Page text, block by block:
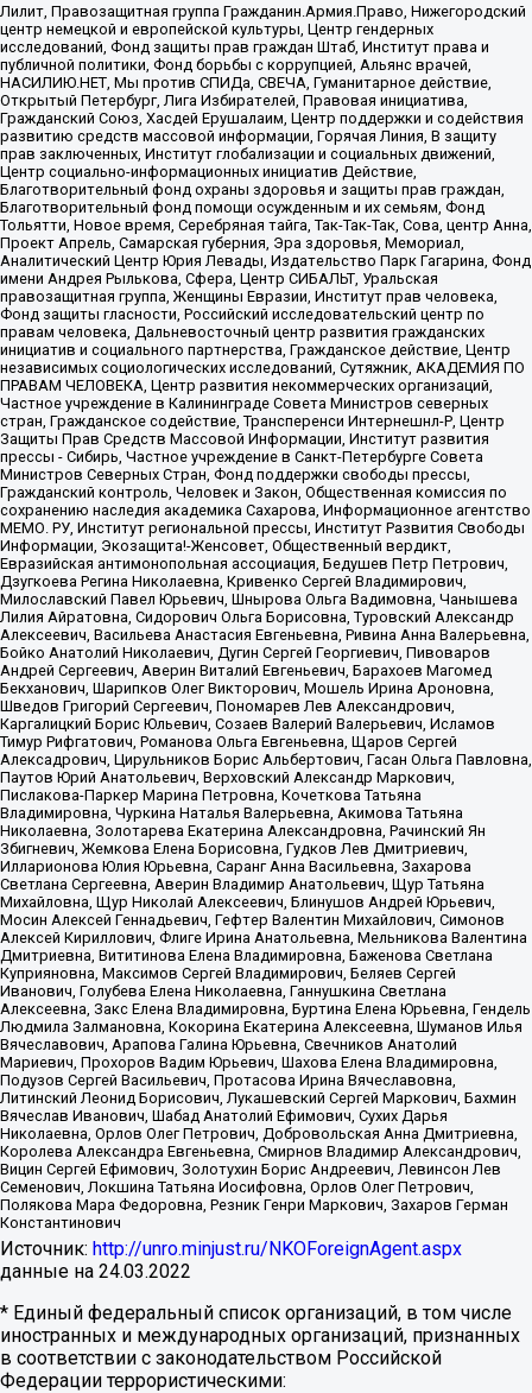
Лилит, Правозащитная группа Гражданин.Армия.Право, Нижегородский
центр немецкой и европейской культуры, Центр гендерных
исследований, Фонд защиты прав граждан Штаб, Институт права и
публичной политики, Фонд борьбы с коррупцией, Альянс врачей,
НАСИЛИЮ.НЕТ, Мы против СПИДа, СВЕЧА, Гуманитарное действие,
Открытый Петербург, Лига Избирателей, Правовая инициатива,
Гражданский Союз, Хасдей Ерушалаим, Центр поддержки и содействия
развитию средств массовой информации, Горячая Линия, В защиту
прав заключенных, Институт глобализации и социальных движений,
Центр социально-информационных инициатив Действие,
Благотворительный фонд охраны здоровья и защиты прав граждан,
Благотворительный фонд помощи осужденным и их семьям, Фонд
Тольятти, Новое время, Серебряная тайга, Так-Так-Так, Сова, центр Анна,
Проект Апрель, Самарская губерния, Эра здоровья, Мемориал,
Аналитический Центр Юрия Левады, Издательство Парк Гагарина, Фонд
имени Андрея Рылькова, Сфера, Центр СИБАЛЬТ, Уральская
правозащитная группа, Женщины Евразии, Институт прав человека,
Фонд защиты гласности, Российский исследовательский центр по
правам человека, Дальневосточный центр развития гражданских
инициатив и социального партнерства, Гражданское действие, Центр
независимых социологических исследований, Сутяжник, АКАДЕМИЯ ПО
ПРАВАМ ЧЕЛОВЕКА, Центр развития некоммерческих организаций,
Частное учреждение в Калининграде Совета Министров северных
стран, Гражданское содействие, Трансперенси Интернешнл-Р, Центр
Защиты Прав Средств Массовой Информации, Институт развития
прессы - Сибирь, Частное учреждение в Санкт-Петербурге Совета
Министров Северных Стран, Фонд поддержки свободы прессы,
Гражданский контроль, Человек и Закон, Общественная комиссия по
сохранению наследия академика Сахарова, Информационное агентство
МЕМО. РУ, Институт региональной прессы, Институт Развития Свободы
Информации, Экозащита!-Женсовет, Общественный вердикт,
Евразийская антимонопольная ассоциация, Бедушев Петр Петрович,
Дзугкоева Регина Николаевна, Кривенко Сергей Владимирович,
Милославский Павел Юрьевич, Шнырова Ольга Вадимовна, Чанышева
Лилия Айратовна, Сидорович Ольга Борисовна, Туровский Александр
Алексеевич, Васильева Анастасия Евгеньевна, Ривина Анна Валерьевна,
Бойко Анатолий Николаевич, Дугин Сергей Георгиевич, Пивоваров
Андрей Сергеевич, Аверин Виталий Евгеньевич, Барахоев Магомед
Бекханович, Шарипков Олег Викторович, Мошель Ирина Ароновна,
Шведов Григорий Сергеевич, Пономарев Лев Александрович,
Каргалицкий Борис Юльевич, Созаев Валерий Валерьевич, Исламов
Тимур Рифгатович, Романова Ольга Евгеньевна, Щаров Сергей
Алексадрович, Цирульников Борис Альбертович, Гасан Ольга Павловна,
Паутов Юрий Анатольевич, Верховский Александр Маркович,
Пислакова-Паркер Марина Петровна, Кочеткова Татьяна
Владимировна, Чуркина Наталья Валерьевна, Акимова Татьяна
Николаевна, Золотарева Екатерина Александровна, Рачинский Ян
Збигневич, Жемкова Елена Борисовна, Гудков Лев Дмитриевич,
Илларионова Юлия Юрьевна, Саранг Анна Васильевна, Захарова
Светлана Сергеевна, Аверин Владимир Анатольевич, Щур Татьяна
Михайловна, Щур Николай Алексеевич, Блинушов Андрей Юрьевич,
Мосин Алексей Геннадьевич, Гефтер Валентин Михайлович, Симонов
Алексей Кириллович, Флиге Ирина Анатольевна, Мельникова Валентина
Дмитриевна, Вититинова Елена Владимировна, Баженова Светлана
Куприяновна, Максимов Сергей Владимирович, Беляев Сергей
Иванович, Голубева Елена Николаевна, Ганнушкина Светлана
Алексеевна, Закс Елена Владимировна, Буртина Елена Юрьевна, Гендель
Людмила Залмановна, Кокорина Екатерина Алексеевна, Шуманов Илья
Вячеславович, Арапова Галина Юрьевна, Свечников Анатолий
Мариевич, Прохоров Вадим Юрьевич, Шахова Елена Владимировна,
Подузов Сергей Васильевич, Протасова Ирина Вячеславовна,
Литинский Леонид Борисович, Лукашевский Сергей Маркович, Бахмин
Вячеслав Иванович, Шабад Анатолий Ефимович, Сухих Дарья
Николаевна, Орлов Олег Петрович, Добровольская Анна Дмитриевна,
Королева Александра Евгеньевна, Смирнов Владимир Александрович,
Вицин Сергей Ефимович, Золотухин Борис Андреевич, Левинсон Лев
Семенович, Локшина Татьяна Иосифовна, Орлов Олег Петрович,
Полякова Мара Федоровна, Резник Генри Маркович, Захаров Герман
Константинович
Источник: http://unro.minjust.ru/NKOForeignAgent.aspx
данные на 24.03.2022
* Единый федеральный список организаций, в том числе
иностранных и международных организаций, признанных
в соответствии с законодательством Российской
Федерации террористическими: